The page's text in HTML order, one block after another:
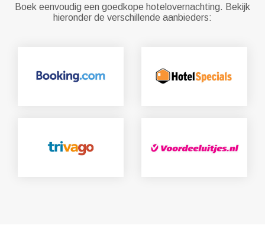
Boek eenvoudig een goedkope hotelovernachting. Bekijk
hieronder de verschillende aanbieders: